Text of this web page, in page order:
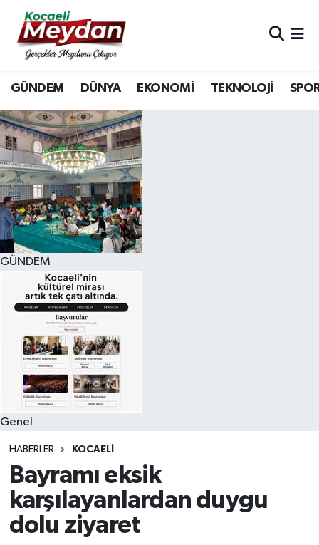
GÜNDEM DÜNYA EKONOMİ TEKNOLOJİ
GÜNDEM
Genel
HABERLER KOCAELI
Bayramı eksik
karşılayanlardan duygu
dolu ziyaret
Nöbetçi Eczaneler
Hava Durumu
Trafik Durumu
Süper Lig Puan Durumu ve Fikstür
Tüm Manşetler
Son Dakika Haberleri
Haber Arşivi